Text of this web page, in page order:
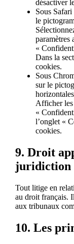
désactiver
Sous
le
paramètres
«
Dans la
cookies.
Sous
sur le
Afficher les
«
l’onglet «
cookies.
9. Droit
juridiction
Tout litige en
au droit français.
aux tribunaux
10. Les